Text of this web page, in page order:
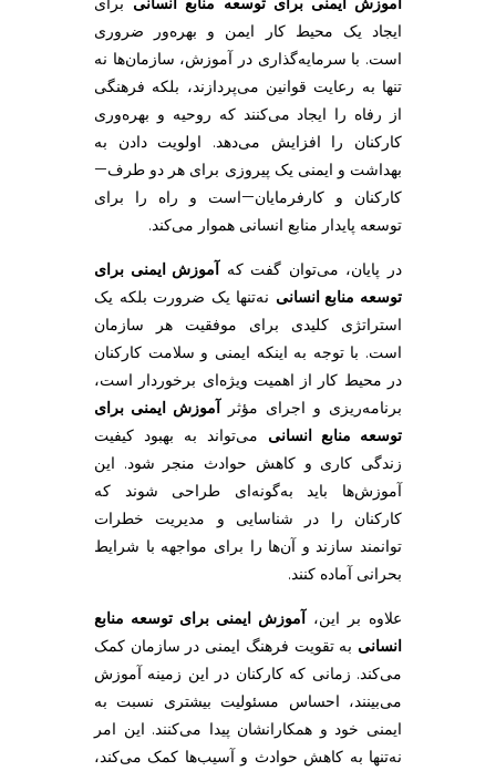
ایجاد یک محیط کار ایمن و بهره‌ور ضروری
است. با سرمایه‌گذاری در آموزش، سازمان‌ها نه
تنها به رعایت قوانین می‌پردازند، بلکه فرهنگی
از رفاه را ایجاد می‌کنند که روحیه و بهره‌وری
کارکنان را افزایش می‌دهد. اولویت دادن به
بهداشت و ایمنی یک پیروزی برای هر دو طرف—
کارکنان و کارفرمایان—است و راه را برای
توسعه پایدار منابع انسانی هموار می‌کند.
در پایان، می‌توان گفت کهآموزش ایمنی برای
توسعه منابع انسانی نه‌تنها یک ضرورت بلکه یک
استراتژی کلیدی برای موفقیت هر سازمان
است. با توجه به اینکه ایمنی و سلامت کارکنان
در محیط کار از اهمیت ویژه‌ای برخوردار است،
برنامه‌ریزی و اجرای مؤثرآموزش ایمنی برای
توسعه منابع انسانی می‌تواند به بهبود کیفیت
زندگی کاری و کاهش حوادث منجر شود. این
آموزش‌ها باید به‌گونه‌ای طراحی شوند که
کارکنان را در شناسایی و مدیریت خطرات
توانمند سازند و آن‌ها را برای مواجهه با شرایط
بحرانی آماده کنند.
علاوه بر این،آموزش ایمنی برای توسعه منابع
انسانی به تقویت فرهنگ ایمنی در سازمان کمک
می‌کند. زمانی که کارکنان در این زمینه آموزش
می‌بینند، احساس مسئولیت بیشتری نسبت به
ایمنی خود و همکارانشان پیدا می‌کنند. این امر
نه‌تنها به کاهش حوادث و آسیب‌ها کمک می‌کند،